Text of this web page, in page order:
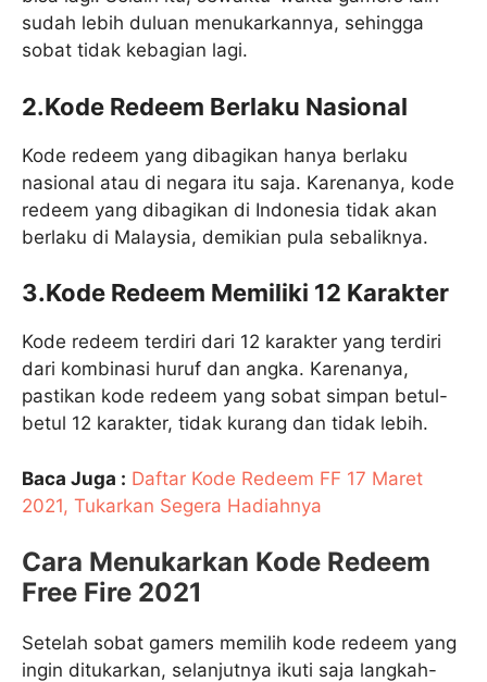
sudah lebih duluan menukarkannya, sehingga
sobat tidak kebagian lagi.
2.Kode Redeem Berlaku Nasional
Kode redeem yang dibagikan hanya berlaku
nasional atau di negara itu saja. Karenanya, kode
redeem yang dibagikan di Indonesia tidak akan
berlaku di Malaysia, demikian pula sebaliknya.
3.Kode Redeem Memiliki 12 Karakter
Kode redeem terdiri dari 12 karakter yang terdiri
dari kombinasi huruf dan angka. Karenanya,
pastikan kode redeem yang sobat simpan betul-
betul 12 karakter, tidak kurang dan tidak lebih.
Baca Juga : Daftar Kode Redeem FF 17 Maret
2021, Tukarkan Segera Hadiahnya
Cara Menukarkan Kode Redeem
Free Fire 2021
Setelah sobat gamers memilih kode redeem yang
ingin ditukarkan, selanjutnya ikuti saja langkah-